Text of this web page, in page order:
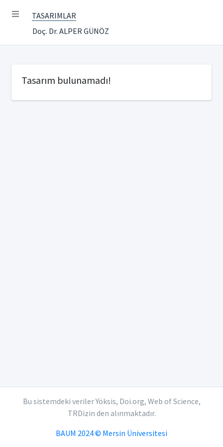
TASARIMLAR
Doç. Dr. ALPER GÜNÖZ
Tasarım bulunamadı!
Bu sistemdeki veriler Yöksis, Doi.org, Web of Science,
TRDizin den alınmaktadır.
BAUM 2024 © Mersin Üniversitesi